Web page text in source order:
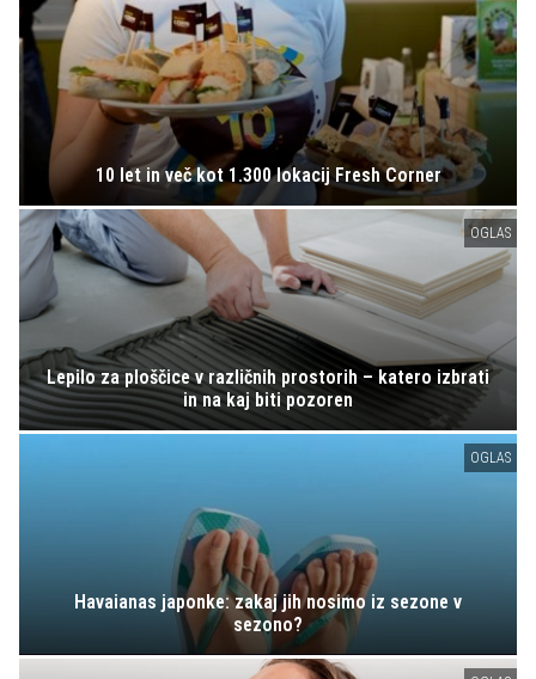
10 let in več kot 1.300 lokacij Fresh Corner
OGLAS
Lepilo za ploščice v različnih prostorih – katero izbrati
in na kaj biti pozoren
OGLAS
Havaianas japonke: zakaj jih nosimo iz sezone v
sezono?